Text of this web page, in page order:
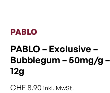
PABLO
PABLO – Exclusive –
Bubblegum – 50mg/g –
12g
CHF 8.90 inkl. MwSt.